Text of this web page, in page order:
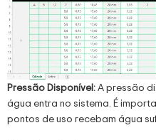
Pressão Disponível:A pressão
água entra no sistema. É
pontos de uso recebam água